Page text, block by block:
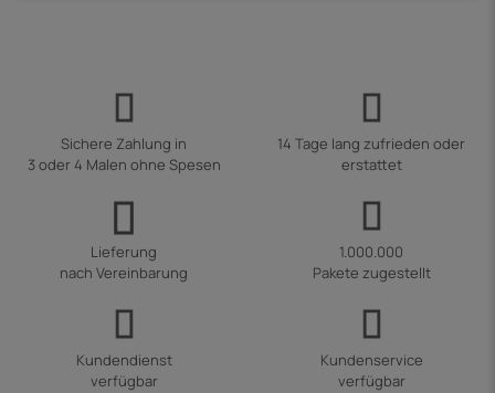
Sichere Zahlung in
3 oder 4 Malen ohne Spesen
14 Tage lang zufrieden oder
erstattet
Lieferung
nach Vereinbarung
1.000.000
Pakete zugestellt
Kundendienst
verfügbar
Kundenservice
verfügbar